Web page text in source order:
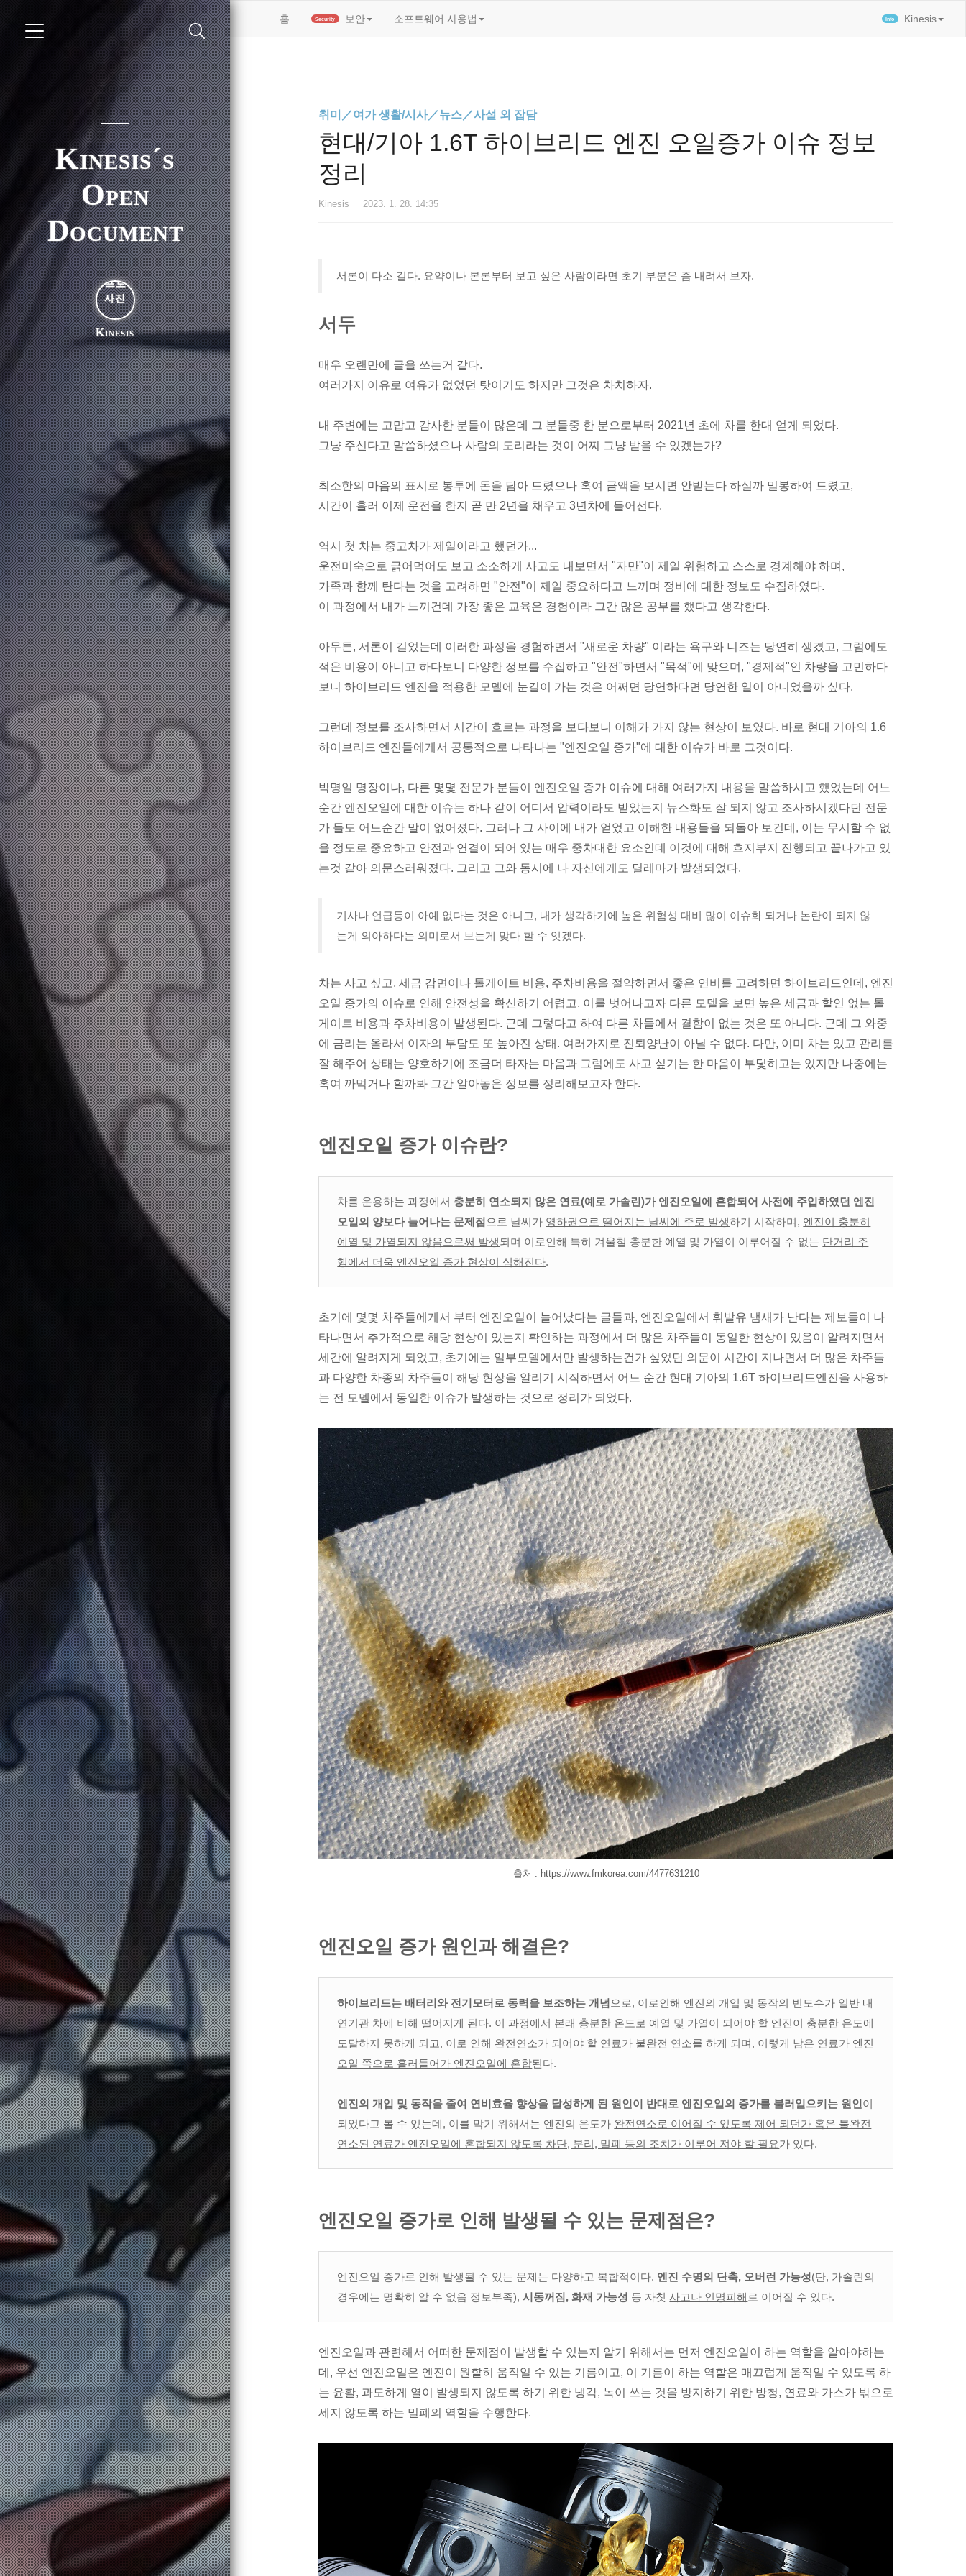
홈(current) Security
보안 소프트웨어 사용법 Kinesis
Kinesis´s
Open
Document
Kinesis
취미／여가 생활/시사／뉴스／사설 외 잡담
현대/기아 1.6T 하이브리드 엔진 오일증가 이슈 정보
정리
Kinesis 2023. 1. 28. 14:35
서론이 다소 길다. 요약이나 본론부터 보고 싶은 사람이라면 초기 부분은 좀 내려서 보자.
서두
매우 오랜만에 글을 쓰는거 같다.
여러가지 이유로 여유가 없었던 탓이기도 하지만 그것은 차치하자.
내 주변에는 고맙고 감사한 분들이 많은데 그 분들중 한 분으로부터 2021년 초에 차를 한대 얻게 되었다.
그냥 주신다고 말씀하셨으나 사람의 도리라는 것이 어찌 그냥 받을 수 있겠는가?
최소한의 마음의 표시로 봉투에 돈을 담아 드렸으나 혹여 금액을 보시면 안받는다 하실까 밀봉하여 드렸고,
시간이 흘러 이제 운전을 한지 곧 만 2년을 채우고 3년차에 들어선다.
역시 첫 차는 중고차가 제일이라고 했던가...
운전미숙으로 긁어먹어도 보고 소소하게 사고도 내보면서 "자만"이 제일 위험하고 스스로 경계해야 하며,
가족과 함께 탄다는 것을 고려하면 "안전"이 제일 중요하다고 느끼며 정비에 대한 정보도 수집하였다.
이 과정에서 내가 느끼건데 가장 좋은 교육은 경험이라 그간 많은 공부를 했다고 생각한다.
아무튼, 서론이 길었는데 이러한 과정을 경험하면서 "새로운 차량" 이라는 욕구와 니즈는 당연히 생겼고, 그럼에도
적은 비용이 아니고 하다보니 다양한 정보를 수집하고 "안전"하면서 "목적"에 맞으며, "경제적"인 차량을 고민하다
보니 하이브리드 엔진을 적용한 모델에 눈길이 가는 것은 어쩌면 당연하다면 당연한 일이 아니었을까 싶다.
그런데 정보를 조사하면서 시간이 흐르는 과정을 보다보니 이해가 가지 않는 현상이 보였다. 바로 현대 기아의 1.6
하이브리드 엔진들에게서 공통적으로 나타나는 "엔진오일 증가"에 대한 이슈가 바로 그것이다.
박명일 명장이나, 다른 몇몇 전문가 분들이 엔진오일 증가 이슈에 대해 여러가지 내용을 말씀하시고 했었는데 어느
순간 엔진오일에 대한 이슈는 하나 같이 어디서 압력이라도 받았는지 뉴스화도 잘 되지 않고 조사하시겠다던 전문
가 들도 어느순간 말이 없어졌다. 그러나 그 사이에 내가 얻었고 이해한 내용들을 되돌아 보건데, 이는 무시할 수 없
을 정도로 중요하고 안전과 연결이 되어 있는 매우 중차대한 요소인데 이것에 대해 흐지부지 진행되고 끝나가고 있
는것 같아 의문스러워졌다. 그리고 그와 동시에 나 자신에게도 딜레마가 발생되었다.
기사나 언급등이 아예 없다는 것은 아니고, 내가 생각하기에 높은 위험성 대비 많이 이슈화 되거나 논란이 되지 않
는게 의아하다는 의미로서 보는게 맞다 할 수 잇겠다.
차는 사고 싶고, 세금 감면이나 톨게이트 비용, 주차비용을 절약하면서 좋은 연비를 고려하면 하이브리드인데, 엔진
오일 증가의 이슈로 인해 안전성을 확신하기 어렵고, 이를 벗어나고자 다른 모델을 보면 높은 세금과 할인 없는 톨
게이트 비용과 주차비용이 발생된다. 근데 그렇다고 하여 다른 차들에서 결함이 없는 것은 또 아니다. 근데 그 와중
에 금리는 올라서 이자의 부담도 또 높아진 상태. 여러가지로 진퇴양난이 아닐 수 없다. 다만, 이미 차는 있고 관리를
잘 해주어 상태는 양호하기에 조금더 타자는 마음과 그럼에도 사고 싶기는 한 마음이 부딫히고는 있지만 나중에는
혹여 까먹거나 할까봐 그간 알아놓은 정보를 정리해보고자 한다.
엔진오일 증가 이슈란?
차를 운용하는 과정에서 충분히 연소되지 않은 연료(예로 가솔린)가 엔진오일에 혼합되어 사전에 주입하였던 엔진
오일의 양보다 늘어나는 문제점 으로 날씨가 영하권으로 떨어지는 날씨에 주로 발생하기 시작하며, 엔진이 충분히
예열 및 가열되지 않음으로써 발생되며 이로인해 특히 겨울철 충분한 예열 및 가열이 이루어질 수 없는 단거리 주
행에서 더욱 엔진오일 증가 현상이 심해진다.
초기에 몇몇 차주들에게서 부터 엔진오일이 늘어났다는 글들과, 엔진오일에서 휘발유 냄새가 난다는 제보들이 나
타나면서 추가적으로 해당 현상이 있는지 확인하는 과정에서 더 많은 차주들이 동일한 현상이 있음이 알려지면서
세간에 알려지게 되었고, 초기에는 일부모델에서만 발생하는건가 싶었던 의문이 시간이 지나면서 더 많은 차주들
과 다양한 차종의 차주들이 해당 현상을 알리기 시작하면서 어느 순간 현대 기아의 1.6T 하이브리드엔진을 사용하
는 전 모델에서 동일한 이슈가 발생하는 것으로 정리가 되었다.
출처 : https://www.fmkorea.com/4477631210
엔진오일 증가 원인과 해결은?
하이브리드는 배터리와 전기모터로 동력을 보조하는 개념 으로, 이로인해 엔진의 개입 및 동작의 빈도수가 일반 내
연기관 차에 비해 떨어지게 된다. 이 과정에서 본래 충분한 온도로 예열 및 가열이 되어야 할 엔진이 충분한 온도에
도달하지 못하게 되고, 이로 인해 완전연소가 되어야 할 연료가 불완전 연소를 하게 되며, 이렇게 남은 연료가 엔진
오일 쪽으로 흘러들어가 엔진오일에 혼합된다.
엔진의 개입 및 동작을 줄여 연비효율 향상을 달성하게 된 원인이 반대로 엔진오일의 증가를 불러일으키는 원인 이
되었다고 볼 수 있는데, 이를 막기 위해서는 엔진의 온도가 완전연소로 이어질 수 있도록 제어 되던가 혹은 불완전
연소된 연료가 엔진오일에 혼합되지 않도록 차단, 분리, 밀폐 등의 조치가 이루어 져야 할 필요가 있다.
엔진오일 증가로 인해 발생될 수 있는 문제점은?
엔진오일 증가로 인해 발생될 수 있는 문제는 다양하고 복합적이다. 엔진 수명의 단축, 오버런 가능성(단, 가솔린의
경우에는 명확히 알 수 없음 정보부족),시동꺼짐, 화재 가능성 등 자칫사고나 인명피해 로 이어질 수 있다.
엔진오일과 관련해서 어떠한 문제점이 발생할 수 있는지 알기 위해서는 먼저 엔진오일이 하는 역할을 알아야하는
데, 우선 엔진오일은 엔진이 원할히 움직일 수 있는 기름이고, 이 기름이 하는 역할은 매끄럽게 움직일 수 있도록 하
는 윤활, 과도하게 열이 발생되지 않도록 하기 위한 냉각, 녹이 쓰는 것을 방지하기 위한 방청, 연료와 가스가 밖으로
세지 않도록 하는 밀폐의 역할을 수행한다.
티스토리툴바